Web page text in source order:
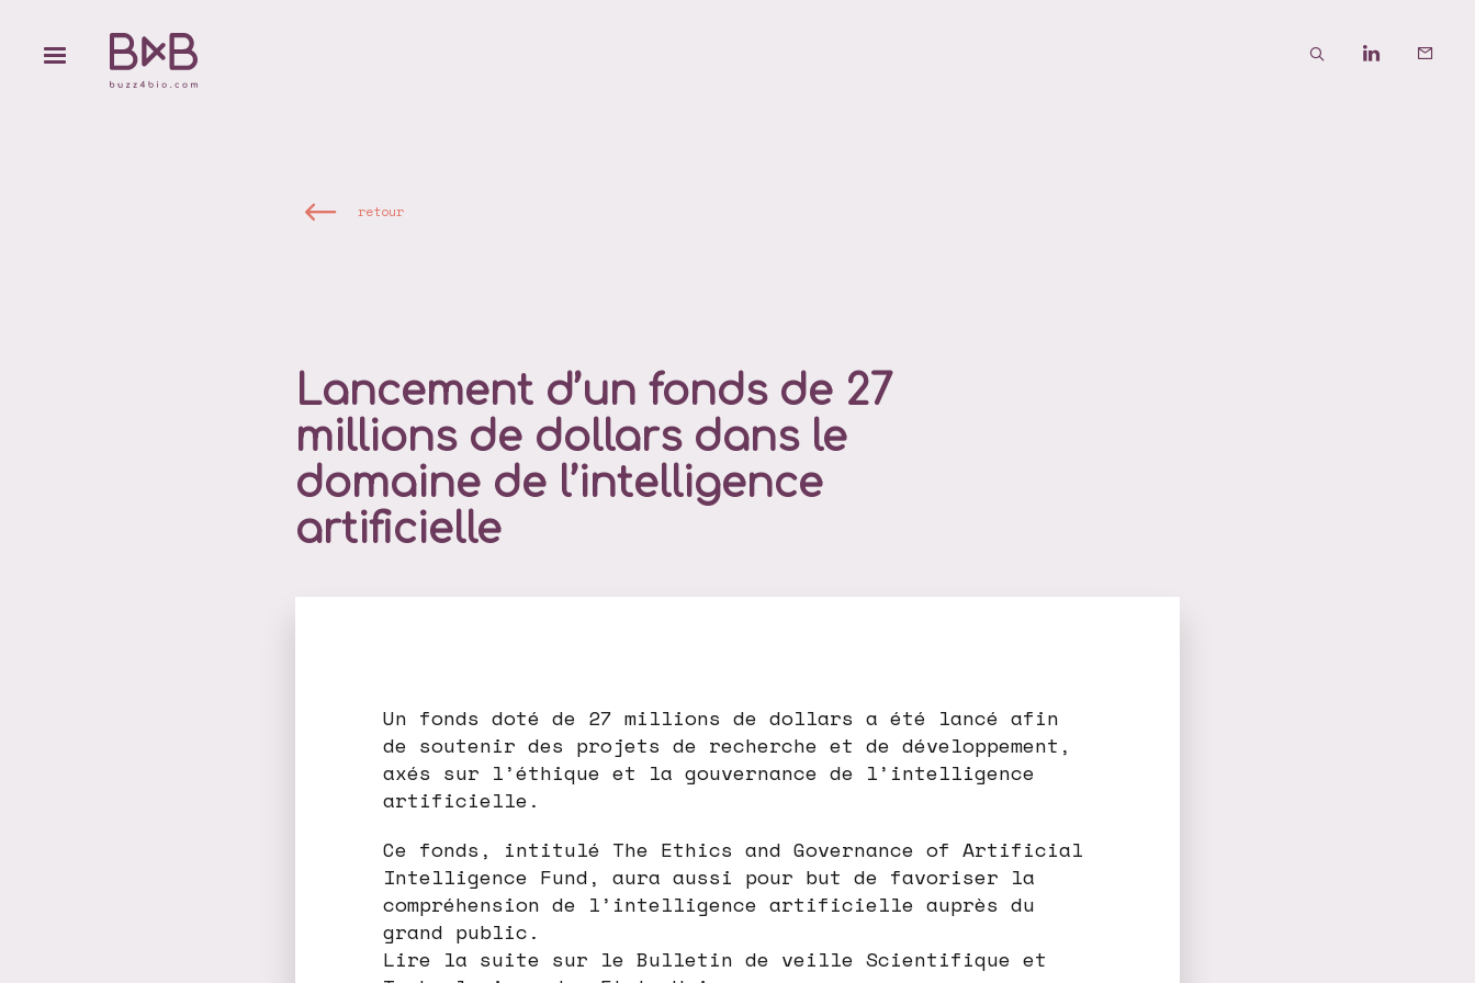
retour
Lancement d’un fonds de 27
millions de dollars dans le
domaine de l’intelligence
artificielle
Un fonds doté de 27 millions de dollars a été lancé afin
de soutenir des projets de recherche et de développement,
axés sur l’éthique et la gouvernance de l’intelligence
artificielle.
Ce fonds, intitulé The Ethics and Governance of Artificial
Intelligence Fund, aura aussi pour but de favoriser la
compréhension de l’intelligence artificielle auprès du
grand public.
Lire la suite sur le Bulletin de veille Scientifique et